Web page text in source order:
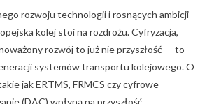
rozwoju technologii i rosnących ambicji
kolej stoi na rozdrożu. Cyfryzacja,
rozwój to już nie przyszłość — to
systemów transportu kolejowego. O
jak ERTMS, FRMCS czy cyfrowe
(DAC) wpłyną na przyszłość